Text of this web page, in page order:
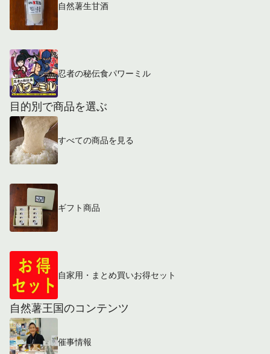
自然薯生甘酒
忍者の秘伝食パワーミル
目的別で商品を選ぶ
すべての商品を見る
ギフト商品
自家用・まとめ買いお得セット
自然薯王国のコンテンツ
催事情報